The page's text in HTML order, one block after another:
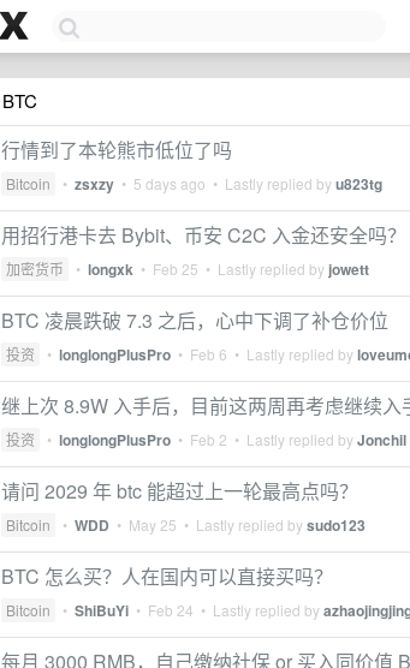
BTC
行情到了本轮熊市低位了吗
Bitcoin • zsxzy • 5 days ago • Lastly replied byu823tg
用招行港卡去 Bybit、币安 C2C 入金还安全吗？
加密货币 • longxk • Feb 25 • Lastly replied by jowett
BTC 凌晨跌破 7.3 之后，心中下调了补仓价位
投资 • longlongPlusPro • Feb 6 • Lastly replied by
继上次 8.9W 入手后，目前这两周再考虑继续入
投资 • longlongPlusPro • Feb 2 • Lastly replied byJonchil
请问 2029 年 btc 能超过上一轮最高点吗？
Bitcoin • WDD • May 25 • Lastly replied bysudo123
BTC 怎么买？人在国内可以直接买吗？
Bitcoin • ShiBuYi • Feb 24 • Lastly replied by
每月 3000 RMB，自己缴纳社保 or 买入同价值